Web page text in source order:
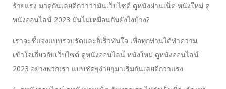
ร้ายแรง มาดูกันเลยดีกว่าว่ามันเว็บไซต์ ดูหนังผ่านเน็ต หนังใหม่ ดู
หนังออนไลน์ 2023 มันไม่เหมือนกันยังไงบ้าง?
เราจะชี้แจงแบบรวบรัดและก็เร็วทันใจ เพื่อทุกท่านได้ทำความ
เข้าใจเกี่ยวกับเว็บไซต์ ดูหนังออนไลน์ หนังใหม่ ดูหนังออนไลน์
2023 อย่างพวกเรา แบบชัดๆง่ายๆมาเริ่มกันเลยดีกว่าแรง